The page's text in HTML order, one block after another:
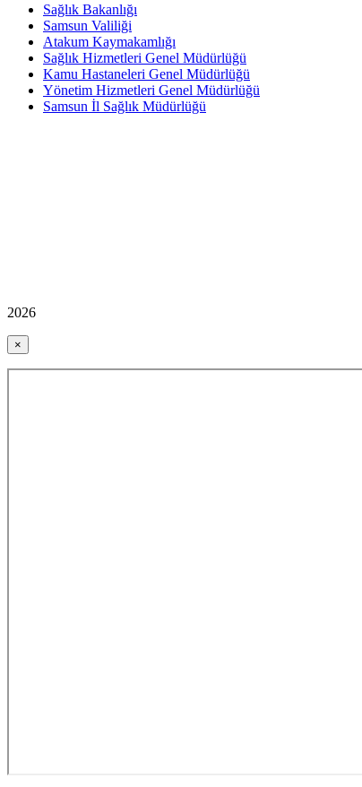
Sağlık Bakanlığı
Samsun Valiliği
Atakum Kaymakamlığı
Sağlık Hizmetleri Genel Müdürlüğü
Kamu Hastaneleri Genel Müdürlüğü
Yönetim Hizmetleri Genel Müdürlüğü
Samsun İl Sağlık Müdürlüğü
2026
×